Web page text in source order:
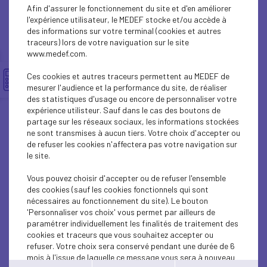
BUSINESS LAW
SOCIAL
BUSINESS LAW
ECONOMY
BUSINESS LAW
BUSINESS LAW
ECONOMY
SUSTAINABLE DEVELOPMENT
BUSINESS LAW
BUSINESS LAW
BUSINESS LAW
Afin d'assurer le fonctionnement du site et d'en améliorer
l'expérience utilisateur, le MEDEF stocke et/ou accède à
des informations sur votre terminal (cookies et autres
traceurs) lors de votre naviguation sur le site
www.medef.com.
Ces cookies et autres traceurs permettent au MEDEF de
mesurer l'audience et la performance du site, de réaliser
des statistiques d'usage ou encore de personnaliser votre
expérience utilisteur. Sauf dans le cas des boutons de
partage sur les réseaux sociaux, les informations stockées
ne sont transmises à aucun tiers. Votre choix d'accepter ou
de refuser les cookies n'affectera pas votre navigation sur
le site.
Vous pouvez choisir d'accepter ou de refuser l'ensemble
des cookies (sauf les cookies fonctionnels qui sont
nécessaires au fonctionnement du site). Le bouton
'Personnaliser vos choix' vous permet par ailleurs de
paramétrer individuellement les finalités de traitement des
cookies et traceurs que vous souhaitez accepter ou
refuser. Votre choix sera conservé pendant une durée de 6
mois à l'issue de laquelle ce message vous sera à nouveau